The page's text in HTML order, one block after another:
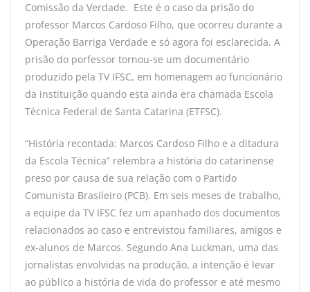
Comissão da Verdade. Este é o caso da prisão do
professor Marcos Cardoso Filho, que ocorreu durante a
Operação Barriga Verdade e só agora foi esclarecida. A
prisão do porfessor tornou-se um documentário
produzido pela TV IFSC, em homenagem ao funcionário
da instituição quando esta ainda era chamada Escola
Técnica Federal de Santa Catarina (ETFSC).
“História recontada: Marcos Cardoso Filho e a ditadura
da Escola Técnica” relembra a história do catarinense
preso por causa de sua relação com o Partido
Comunista Brasileiro (PCB). Em seis meses de trabalho,
a equipe da TV IFSC fez um apanhado dos documentos
relacionados ao caso e entrevistou familiares, amigos e
ex-alunos de Marcos. Segundo Ana Luckman, uma das
jornalistas envolvidas na produção, a intenção é levar
ao público a história de vida do professor e até mesmo